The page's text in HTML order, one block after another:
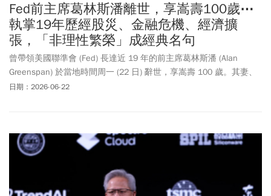
Fed前主席葛林斯潘離世，享嵩壽100歲⋯
執掌19年歷經股災、金融危機、經濟擴
張，「非理性繁榮」成經典名句
曾帶領美國聯準會 (Fed) 長達近 19 年的前主席葛林斯潘 (Alan
Greenspan) 於當地時間周一 (22 日) 辭世，享嵩壽 100 歲。其妻、
《NBC》新聞首席華府與外交事務記者米契爾 (Andrea Mitchell) 表
日期：2026-06-22